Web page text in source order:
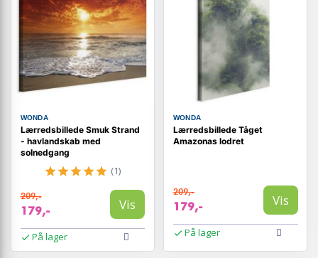
WONDA
Lærredsbillede Smuk Strand
- havlandskab med
solnedgang
(1)
209,-
179,- Vis
På lager
WONDA
Lærredsbillede Tåget
Amazonas lodret
209,-
179,- Vis
På lager